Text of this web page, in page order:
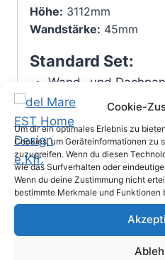
Cookie-
Um dir ein optimales Erlebnis zu
Cookies, um Geräteinformationen zu
zuzugreifen. Wenn du diesen
wie das Surfverhalten oder
Wenn du deine Zustimmung nicht
bestimmte Merkmale und Funktionen
Höhe: 3112mm
Wandstärke: 45mm
Standard Set:
Wand- und
6 tragende
Dach mit
Wir weisen darauf hin,
ständig
Details von dem
Sonderausstattungen
Kundenausstattungen